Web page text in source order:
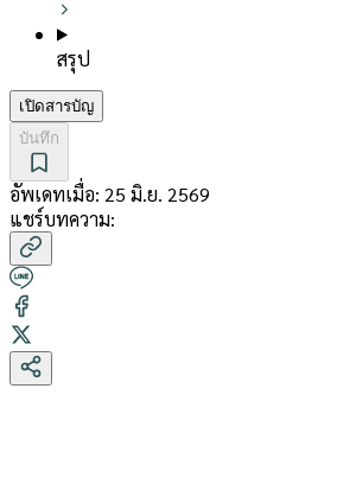
สรุป
เปิดสารบัญ
บันทึก
อัพเดทเมื่อ: 25 มิ.ย. 2569
แชร์บทความ: